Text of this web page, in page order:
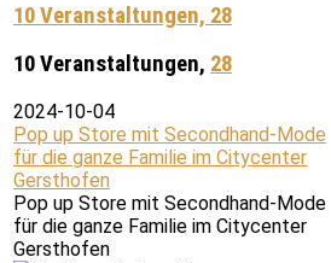
10 Veranstaltungen, 28
10 Veranstaltungen, 28
2024-10-04
Pop up Store mit Secondhand-Mode
für die ganze Familie im Citycenter
Gersthofen
Pop up Store mit Secondhand-Mode
für die ganze Familie im Citycenter
Gersthofen